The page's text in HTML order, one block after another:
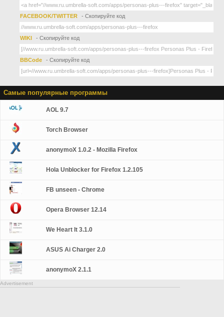
FACEBOOK/TWITTER - Скопируйте код
WIKI - Скопируйте код
BBCode - Скопируйте код
Самые популярные программы
AOL 9.7
Torch Browser
anonymoX 1.0.2 - Mozilla Firefox
Hola Unblocker for Firefox 1.2.105
FB unseen - Chrome
Opera Browser 12.14
We Heart It 3.1.0
ASUS Ai Charger 2.0
anonymoX 2.1.1
Advertisement